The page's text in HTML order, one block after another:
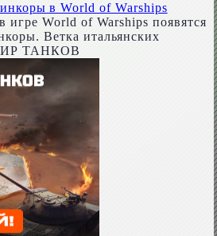
в World of Warships
игре World of Warships появятся
Ветка итальянских
ТАНКОВ